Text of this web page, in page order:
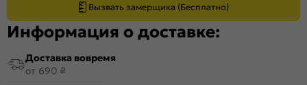
Вызвать замерщика (Бесплатно)
Информация о доставке:
Доставка вовремя
от 690 ₽